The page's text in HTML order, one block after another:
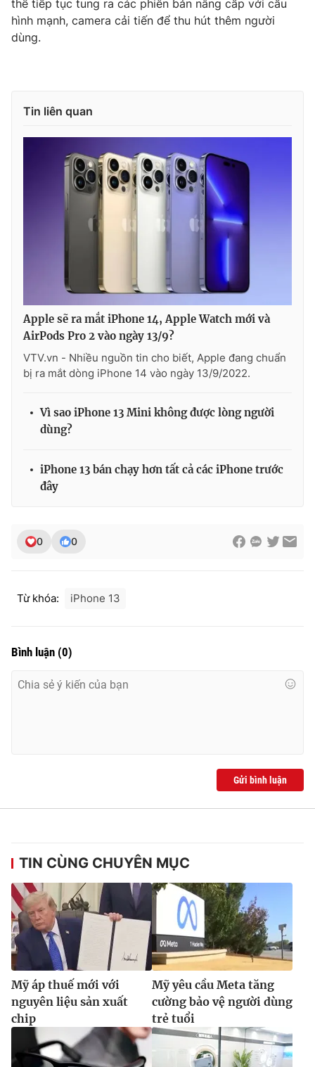
thể tiếp tục tung ra các phiên bản nâng cấp với cấu
hình mạnh, camera cải tiến để thu hút thêm người
dùng.
Tin liên quan
Apple sẽ ra mắt iPhone 14, Apple Watch mới và
AirPods Pro 2 vào ngày 13/9?
VTV.vn - Nhiều nguồn tin cho biết, Apple đang chuẩn
bị ra mắt dòng iPhone 14 vào ngày 13/9/2022.
Vì sao iPhone 13 Mini không được lòng người
dùng?
iPhone 13 bán chạy hơn tất cả các iPhone trước
đây
0 0
Từ khóa: iPhone 13
Bình luận (0)
Gửi bình luận
TIN CÙNG CHUYÊN MỤC
Mỹ áp thuế mới với
nguyên liệu sản xuất
chip
Mỹ yêu cầu Meta tăng
cường bảo vệ người dùng
trẻ tuổi